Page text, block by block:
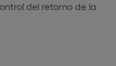
del retorno de la